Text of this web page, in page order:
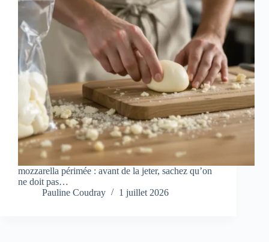
mozzarella périmée : avant de la jeter, sachez qu’on
ne doit pas…
Pauline Coudray
1 juillet 2026